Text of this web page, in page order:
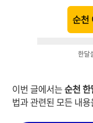
한달
이번 글에서는순천
법과 관련된 모든 내